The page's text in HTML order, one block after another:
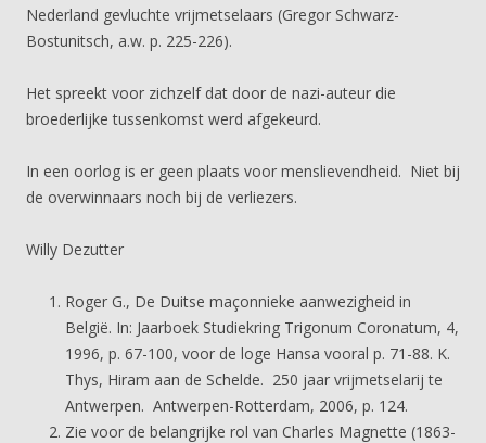
Nederland gevluchte vrijmetselaars (Gregor Schwarz-
Bostunitsch, a.w. p. 225-226).
Het spreekt voor zichzelf dat door de nazi-auteur die
broederlijke tussenkomst werd afgekeurd.
In een oorlog is er geen plaats voor menslievendheid. Niet bij
de overwinnaars noch bij de verliezers.
Willy Dezutter
Roger G., De Duitse maçonnieke aanwezigheid in
België. In: Jaarboek Studiekring Trigonum Coronatum, 4,
1996, p. 67-100, voor de loge Hansa vooral p. 71-88. K.
Thys, Hiram aan de Schelde. 250 jaar vrijmetselarij te
Antwerpen. Antwerpen-Rotterdam, 2006, p. 124.
Zie voor de belangrijke rol van Charles Magnette (1863-